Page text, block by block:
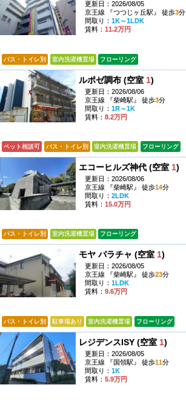
更新日：2026/08/05
京王線 『つつじヶ丘駅』 徒歩3分
間取り： 1K～1LDK
賃料： 11.2万円
バス・トイレ別 室内洗濯機置場 フローリング
ルポゼ調布 (空室 1)
更新日：2026/08/06
京王線 『柴崎駅』 徒歩3分
間取り： 1R～1K
賃料： 8.2万円
ペット相談可 バス・トイレ別 室内洗濯機置場 フローリング
エコーヒルズ神代 (空室 1)
更新日：2026/08/06
京王線 『柴崎駅』 徒歩14分
間取り： 2LDK
賃料： 15.0万円
バス・トイレ別 室内洗濯機置場 フローリング
モヤ パラチャ (空室 1)
更新日：2026/08/05
京王線 『柴崎駅』 徒歩23分
間取り： 1LDK
賃料： 9.6万円
バス・トイレ別 駐車場あり 室内洗濯機置場 フローリング
レジデンスISY (空室 1)
更新日：2026/08/05
京王線 『国領駅』 徒歩11分
間取り： 1K
賃料： 5.9万円